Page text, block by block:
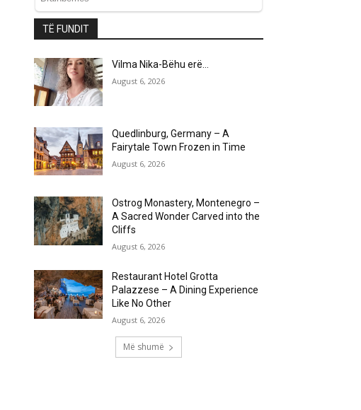
TË FUNDIT
Vilma Nika-Bëhu erë…
August 6, 2026
Quedlinburg, Germany – A
Fairytale Town Frozen in Time
August 6, 2026
Ostrog Monastery, Montenegro –
A Sacred Wonder Carved into the
Cliffs
August 6, 2026
Restaurant Hotel Grotta
Palazzese – A Dining Experience
Like No Other
August 6, 2026
Më shumë